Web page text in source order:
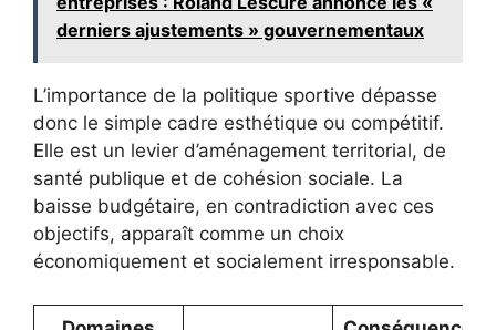
derniers ajustements » gouvernementaux
L’importance de la politique sportive dépasse
donc le simple cadre esthétique ou compétitif.
Elle est un levier d’aménagement territorial, de
santé publique et de cohésion sociale. La
baisse budgétaire, en contradiction avec ces
objectifs, apparaît comme un choix
économiquement et socialement irresponsable.